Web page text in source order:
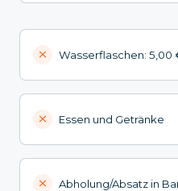
Wasserflaschen: 5,00
Essen und Getränke
Abholung/Absatz in